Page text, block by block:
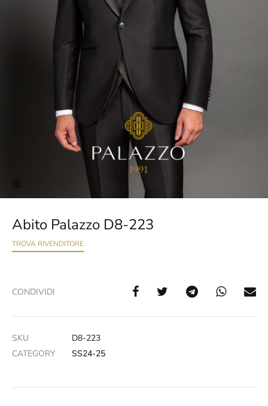
Abito Palazzo D8-223
TROVA RIVENDITORE
CONDIVIDI
SKU
D8-223
CATEGORY
SS24-25